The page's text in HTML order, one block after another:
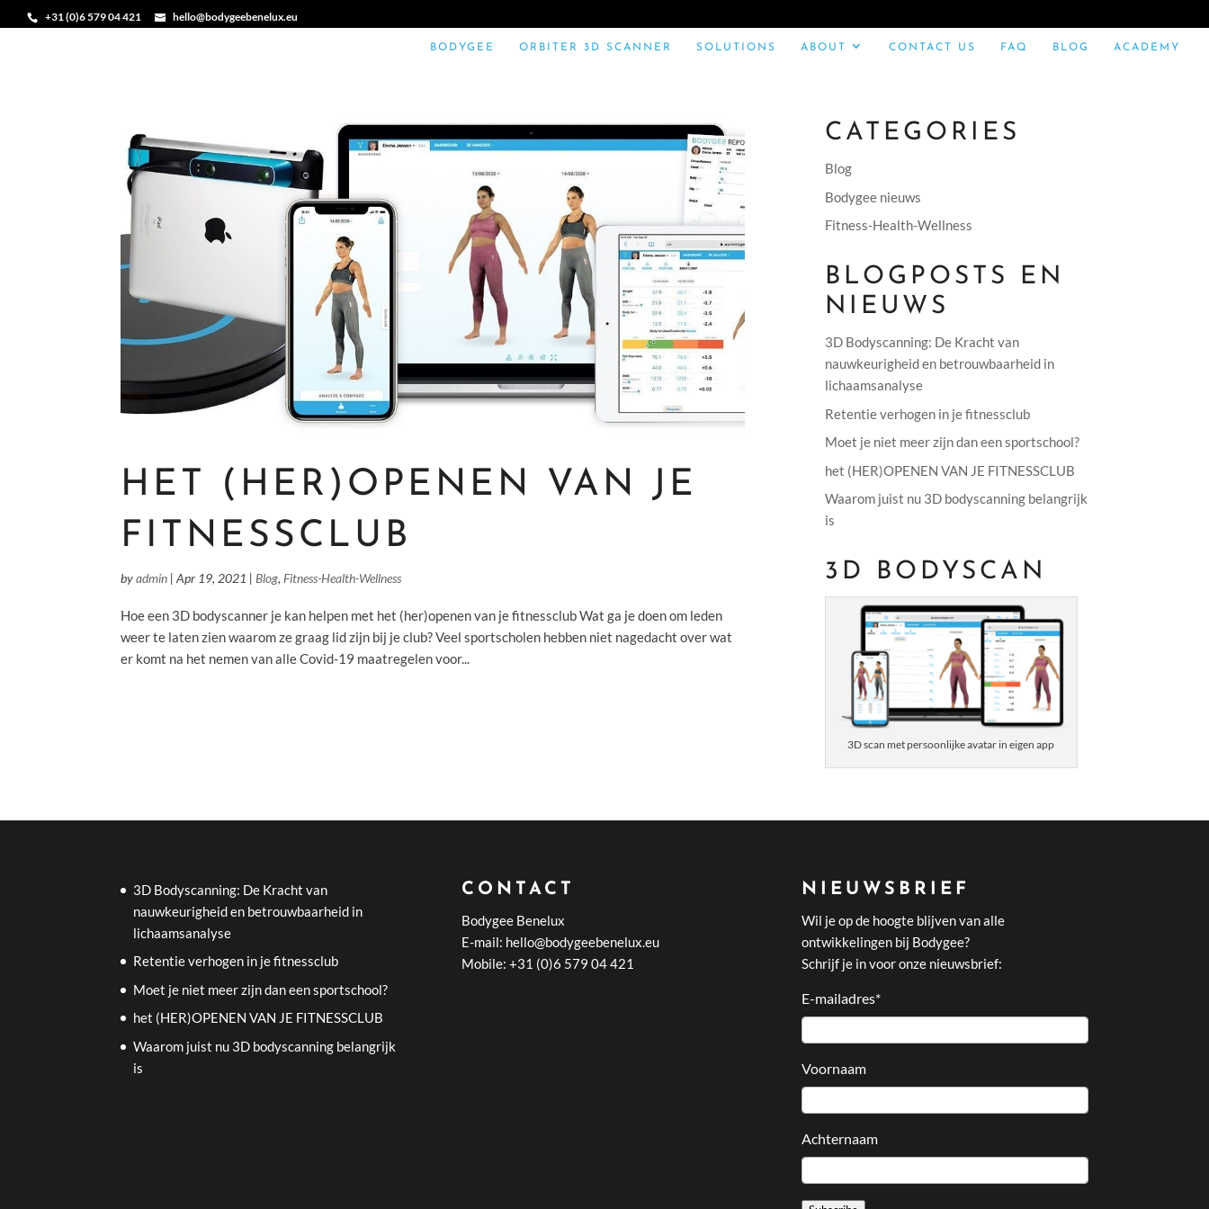
+31 (0)6 579 04 421 hello@bodygeebenelux.eu
BODYGEE ORBITER 3D SCANNER SOLUTIONS ABOUT CONTACT US FAQ BLOG ACADEMY
HET (HER)OPENEN VAN JE
FITNESSCLUB
byadmin |Apr 19, 2021 | Blog, Fitness-Health-Wellness
Hoe een 3D bodyscanner je kan helpen met het (her)openen van je fitnessclub Wat ga je doen om leden
weer te laten zien waarom ze graag lid zijn bij je club? Veel sportscholen hebben niet nagedacht over wat
er komt na het nemen van alle Covid-19 maatregelen voor...
CATEGORIES
Blog
Bodygee nieuws
Fitness-Health-Wellness
BLOGPOSTS EN
NIEUWS
3D Bodyscanning: De Kracht van
nauwkeurigheid en betrouwbaarheid in
lichaamsanalyse
Retentie verhogen in je fitnessclub
Moet je niet meer zijn dan een sportschool?
het (HER)OPENEN VAN JE FITNESSCLUB
Waarom juist nu 3D bodyscanning belangrijk
is
3D BODYSCAN
3D scan met persoonlijke avatar in eigen app
3D Bodyscanning: De Kracht van
nauwkeurigheid en betrouwbaarheid in
lichaamsanalyse
Retentie verhogen in je fitnessclub
Moet je niet meer zijn dan een sportschool?
het (HER)OPENEN VAN JE FITNESSCLUB
Waarom juist nu 3D bodyscanning belangrijk
is
CONTACT
Bodygee Benelux
E-mail: hello@bodygeebenelux.eu
Mobile: +31 (0)6 579 04 421
NIEUWSBRIEF
Wil je op de hoogte blijven van alle
ontwikkelingen bij Bodygee?
Schrijf je in voor onze nieuwsbrief:
E-mailadres*
Voornaam
Achternaam